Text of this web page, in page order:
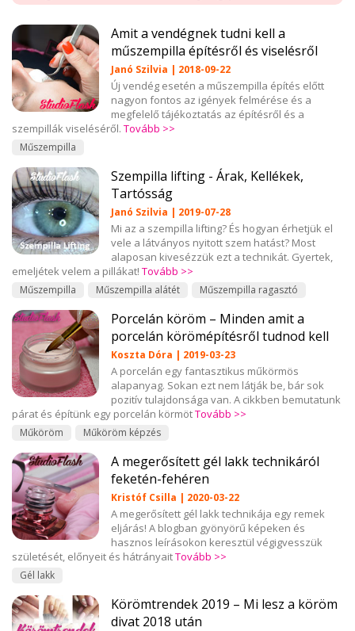
Amit a vendégnek tudni kell a
műszempilla építésről és viselésről
Janó Szilvia | 2018-09-22
Új vendég esetén a műszempilla építés előtt
nagyon fontos az igények felmérése és a
megfelelő tájékoztatás az építésről és a
szempillák viseléséről. Tovább >>
Műszempilla
Szempilla lifting - Árak, Kellékek,
Tartósság
Janó Szilvia | 2019-07-28
Mi az a szempilla lifting? És hogyan érhetjük el
vele a látványos nyitott szem hatást? Most
alaposan kivesézzük ezt a technikát. Gyertek,
emeljétek velem a pillákat! Tovább >>
Műszempilla Műszempilla alátét Műszempilla ragasztó
Porcelán köröm – Minden amit a
porcelán körömépítésről tudnod kell
Koszta Dóra | 2019-03-23
A porcelán egy fantasztikus műkörmös
alapanyag. Sokan ezt nem látják be, bár sok
pozitív tulajdonsága van. A cikkben bemutatunk
párat és építünk egy porcelán körmötTovább >>
Műköröm Műköröm képzés
A megerősített gél lakk technikáról
feketén-fehéren
Kristóf Csilla | 2020-03-22
A megerősített gél lakk technikája egy remek
eljárás! A blogban gyönyörű képeken és
hasznos leírásokon keresztül végigvesszük
születését, előnyeit és hátrányaitTovább >>
Gél lakk
Körömtrendek 2019 – Mi lesz a köröm
divat 2018 után